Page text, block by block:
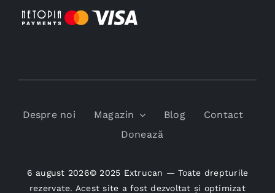
Despre noi Magazin Blog
Contact
Donează
6 august 2026© 2025 Extrucan — Toate drepturile
rezervate. Acest site a fost dezvoltat și optimizat